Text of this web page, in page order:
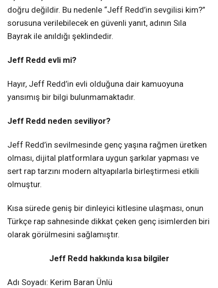
doğru değildir. Bu nedenle “Jeff Redd’in sevgilisi kim?”
sorusuna verilebilecek en güvenli yanıt, adının Sıla
Bayrak ile anıldığı şeklindedir.
Jeff Redd evli mi?
Hayır, Jeff Redd’in evli olduğuna dair kamuoyuna
yansımış bir bilgi bulunmamaktadır.
Jeff Redd neden seviliyor?
Jeff Redd’in sevilmesinde genç yaşına rağmen üretken
olması, dijital platformlara uygun şarkılar yapması ve
sert rap tarzını modern altyapılarla birleştirmesi etkili
olmuştur.
Kısa sürede geniş bir dinleyici kitlesine ulaşması, onun
Türkçe rap sahnesinde dikkat çeken genç isimlerden biri
olarak görülmesini sağlamıştır.
Jeff Redd hakkında kısa bilgiler
Adı Soyadı: Kerim Baran Ünlü